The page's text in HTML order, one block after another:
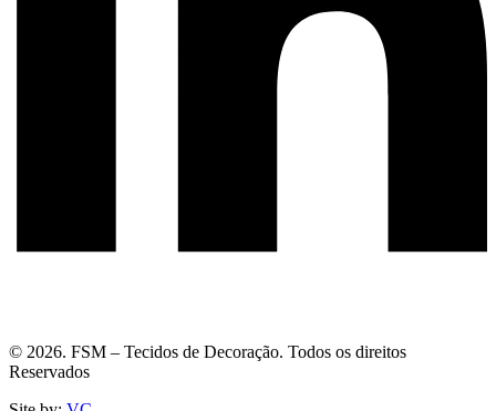
© 2026. FSM – Tecidos de Decoração. Todos os direitos
Reservados